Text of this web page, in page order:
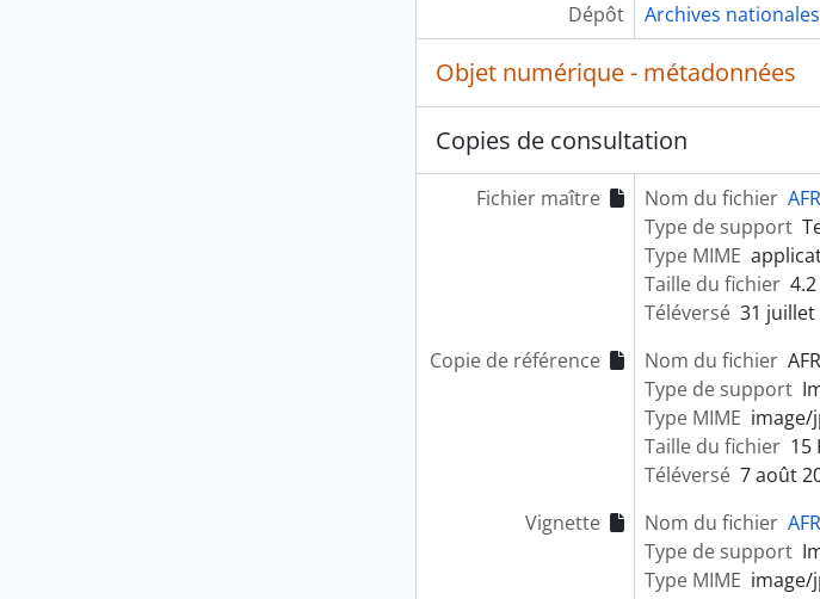
Dépôt
Archives nationales
Objet numérique - métadonnées
Copies de consultation
Fichier maître Nom du fichier
Type de support
Type MIME
Taille du fichier
Téléversé 31 juillet
Copie de référence
Nom du fichier
Type de support
Type MIME image/
Taille du fichier 15
Téléversé 7 août
Vignette
Nom du fichier
Type de support
Type MIME image/